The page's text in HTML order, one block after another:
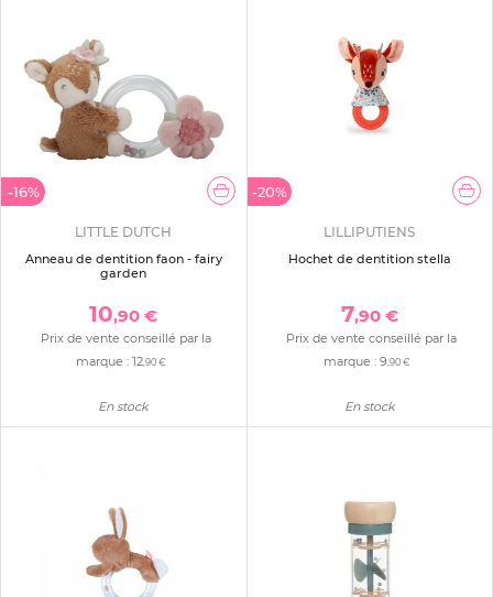
-16%
LITTLE DUTCH
Anneau de dentition faon - fairy
garden
10,90 €
Prix de vente conseillé par la
marque :12,90 €
En stock
-20%
LILLIPUTIENS
Hochet de dentition stella
7,90 €
Prix de vente conseillé par la
marque :9,90 €
En stock